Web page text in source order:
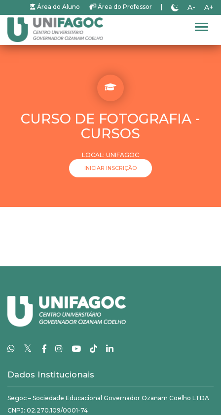
Área do Aluno Área do Professor A- A+
CURSO DE FOTOGRAFIA -
CURSOS
LOCAL: UNIFAGOC
INICIAR INSCRIÇÃO
𝕏
Dados Institucionais
Segoc – Sociedade Educacional Governador Ozanam Coelho LTDA
CNPJ: 02.270.109/0001-74